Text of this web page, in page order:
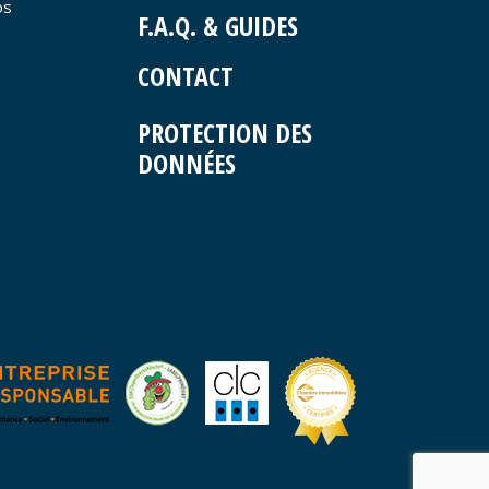
F.A.Q. & GUIDES
CONTACT
PROTECTION DES
DONNÉES